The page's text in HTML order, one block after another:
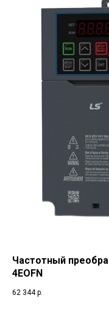
Частотный
4EOFN
62 344 р.